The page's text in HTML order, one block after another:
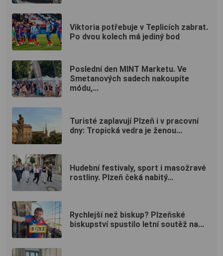
Viktoria potřebuje v Teplicích zabrat.
Po dvou kolech má jediný bod
Poslední den MINT Marketu. Ve
Smetanových sadech nakoupíte
módu,...
Turisté zaplavují Plzeň i v pracovní
dny: Tropická vedra je ženou...
Hudební festivaly, sport i masožravé
rostliny. Plzeň čeká nabitý...
Rychlejší než biskup? Plzeňské
biskupství spustilo letní soutěž na...